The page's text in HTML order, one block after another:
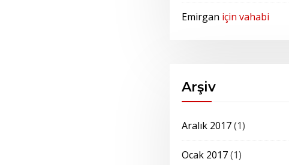
Emirgan için vahabi
Arşiv
Aralık 2017(1)
Ocak 2017(1)